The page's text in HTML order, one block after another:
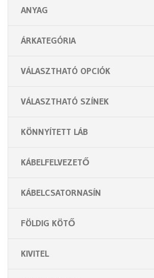
ANYAG
ÁRKATEGÓRIA
VÁLASZTHATÓ OPCIÓK
VÁLASZTHATÓ SZÍNEK
KÖNNYÍTETT LÁB
KÁBELFELVEZETŐ
KÁBELCSATORNASÍN
FÖLDIG KÖTŐ
KIVITEL